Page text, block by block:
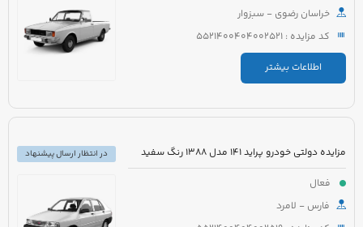
خراسان رضوی - سبزوار
کد مزایده : 5521400404002521
اطلاعات بیشتر
مزایده دولتی خودرو پراید 141 مدل 1388 رنگ سفید
فعال
فارس - لامرد
در انتظار ارسال پیشنهاد